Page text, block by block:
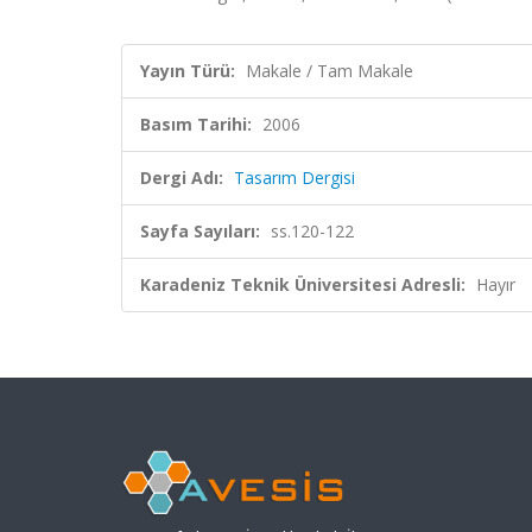
Yayın Türü: Makale / Tam Makale
Basım Tarihi: 2006
Dergi Adı: Tasarım Dergisi
Sayfa Sayıları: ss.120-122
Karadeniz Teknik Üniversitesi Adresli: Hayır